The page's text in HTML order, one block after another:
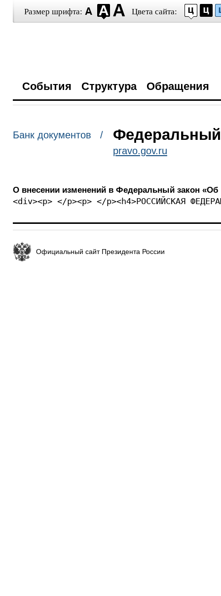
Размер шрифта: Цвета сайта:
События Структура Обращения
Банк документов / Федеральный
pravo.gov.ru
О внесении изменений в Федеральный закон «Об
<div><p> </p><p> </p><h4>РОССИЙСКАЯ
Официальный сайт Президента России